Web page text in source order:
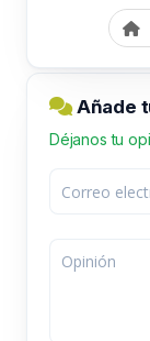
Añade
Déjanos tu